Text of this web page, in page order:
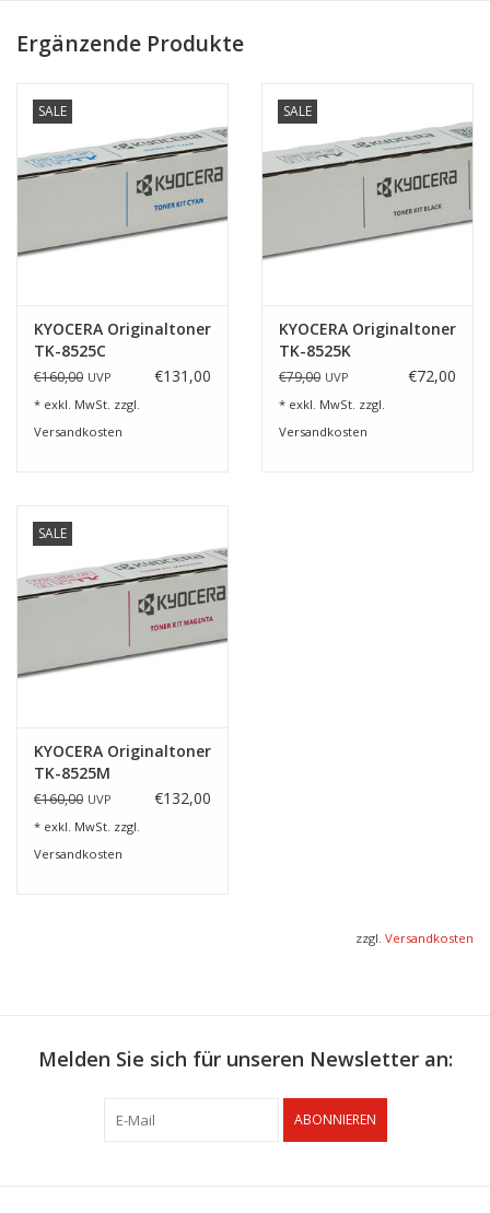
Ergänzende Produkte
SALE
KYOCERA Originaltoner
TK-8525C
€160,00 UVP €131,00
* exkl. MwSt. zzgl.
Versandkosten
SALE
KYOCERA Originaltoner
TK-8525K
€79,00 UVP €72,00
* exkl. MwSt. zzgl.
Versandkosten
SALE
KYOCERA Originaltoner
TK-8525M
€160,00 UVP €132,00
* exkl. MwSt. zzgl.
Versandkosten
zzgl. Versandkosten
Melden Sie sich für unseren Newsletter an:
ABONNIEREN